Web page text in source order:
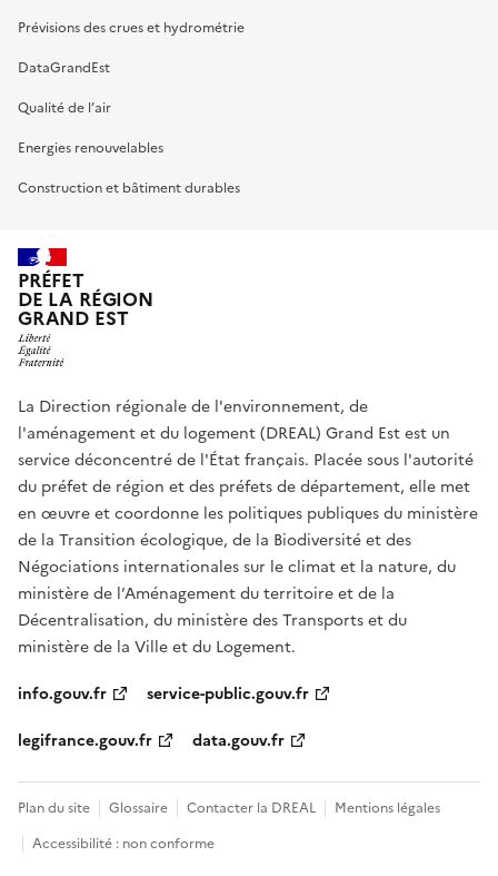
Prévisions des crues et hydrométrie
DataGrandEst
Qualité de l’air
Energies renouvelables
Construction et bâtiment durables
PRÉFET
DE LA RÉGION
GRAND EST
La Direction régionale de l'environnement, de
l'aménagement et du logement (DREAL) Grand Est est un
service déconcentré de l'État français. Placée sous l'autorité
du préfet de région et des préfets de département, elle met
en œuvre et coordonne les politiques publiques du ministère
de la Transition écologique, de la Biodiversité et des
Négociations internationales sur le climat et la nature, du
ministère de l’Aménagement du territoire et de la
Décentralisation, du ministère des Transports et du
ministère de la Ville et du Logement.
info.gouv.fr
service-public.gouv.fr
legifrance.gouv.fr
data.gouv.fr
Plan du site Glossaire Contacter la DREAL
Mentions légales
Accessibilité : non conforme